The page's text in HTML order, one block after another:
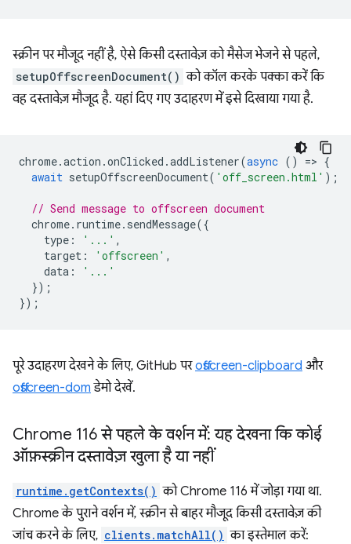
स्क्रीन पर मौजूद नहीं है, ऐसे किसी दस्तावेज़ को मैसेज भेजने से पहले,
setupOffscreenDocument() को कॉल करके पक्का करें कि
वह दस्तावेज़ मौजूद है. यहां दिए गए उदाहरण में इसे दिखाया गया है.
chrome.action .onClicked .addListener(async () => {
await setupOffscreenDocument( 'off_screen.html' );
// Send message to offscreen document
chrome. runtime. sendMessage({
type : '...' ,
target : 'offscreen' ,
data :
'...'
});
});
पूरे उदाहरण देखने के लिए, GitHub परoffscreen-clipboard और
offscreen-dom डेमो देखें.
Chrome 116 से पहले के वर्शन में: यह देखना कि कोई
ऑफ़स्क्रीन दस्तावेज़ खुला है या नहीं
runtime.getContexts() को Chrome 116 में जोड़ा गया था.
Chrome के पुराने वर्शन में, स्क्रीन से बाहर मौजूद किसी दस्तावेज़ की
जांच करने के लिए, clients.matchAll() का इस्तेमाल करें: